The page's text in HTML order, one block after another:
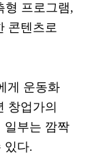
형 프로그램,
콘텐츠로
게 운동화
창업가의
일부는 깜짝
있다.